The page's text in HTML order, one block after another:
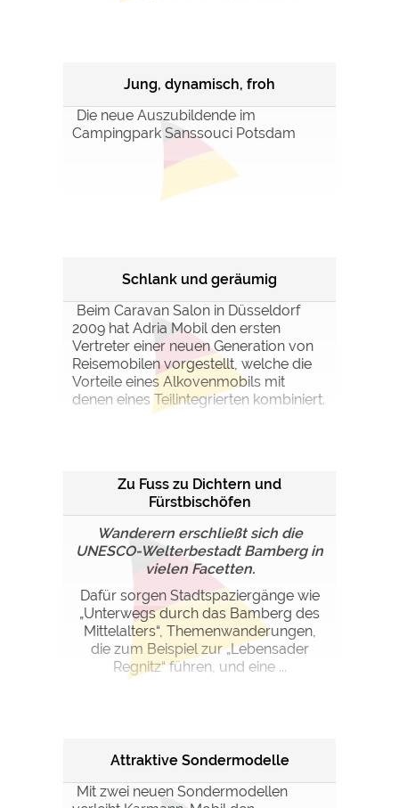
Jung, dynamisch, froh
Die neue Auszubildende im
Campingpark Sanssouci Potsdam
Schlank und geräumig
Beim Caravan Salon in Düsseldorf
2009 hat Adria Mobil den ersten
Vertreter einer neuen Generation von
Reisemobilen vorgestellt, welche die
Vorteile eines Alkovenmobils mit
denen eines Teilintegrierten kombiniert.
Zu Fuss zu Dichtern und
Fürstbischöfen
Wanderern erschließt sich die
UNESCO-Welterbestadt Bamberg in
vielen Facetten.
Dafür sorgen Stadtspaziergänge wie
„Unterwegs durch das Bamberg des
Mittelalters“, Themenwanderungen,
die zum Beispiel zur „Lebensader
Regnitz“ führen, und eine ...
Attraktive Sondermodelle
Mit zwei neuen Sondermodellen